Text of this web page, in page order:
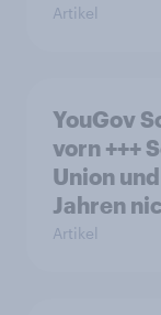
Artikel
YouGov
vorn +++
Union
Jahren
Artikel